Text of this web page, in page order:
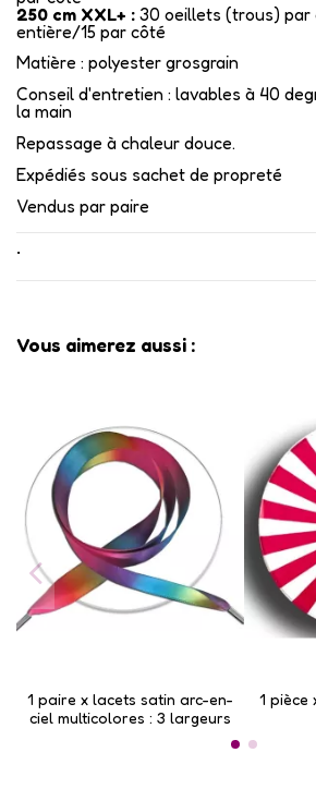
250 cm XXL+ : 30 oeillets (trous) par
entière/15 par côté
Matière : polyester grosgrain
Conseil d'entretien : lavables à 40
la main
Repassage à chaleur douce.
Expédiés sous sachet de propreté
Vendus par paire
•
Vous aimerez aussi :
1 paire x lacets satin arc-en-
ciel multicolores : 3 largeurs
1 pièce